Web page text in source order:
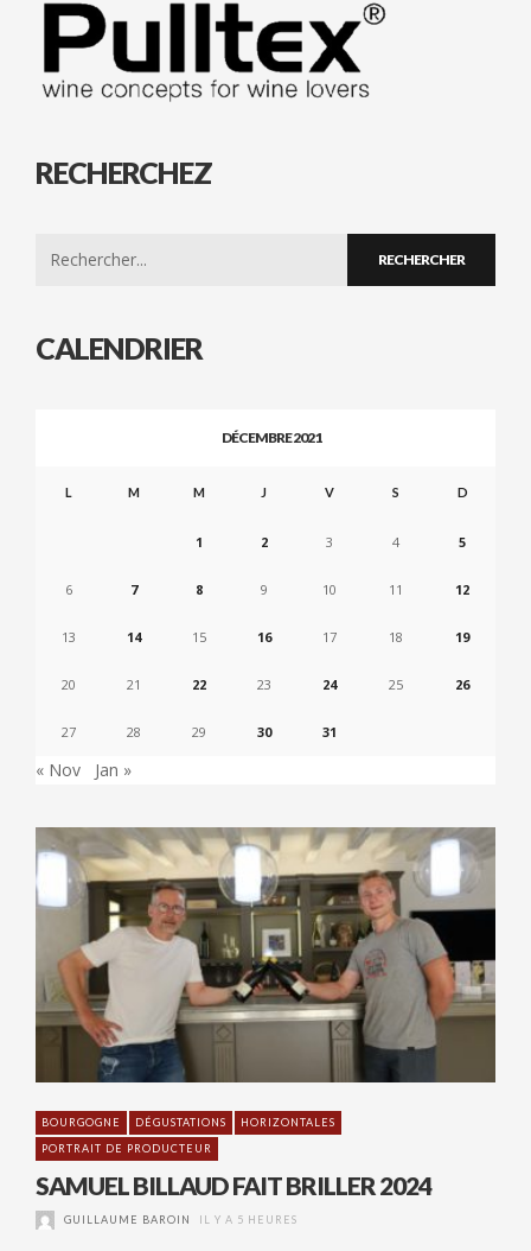
RECHERCHEZ
CALENDRIER
DÉCEMBRE 2021
L M M J V S D
1 2 3 4 5
6 7 8 9 10 11 12
13 14 15 16 17 18 19
20 21 22 23 24 25 26
27 28 29 30 31
« Nov Jan »
BOURGOGNE DÉGUSTATIONS
HORIZONTALES
PORTRAIT DE PRODUCTEUR
SAMUEL BILLAUD FAIT BRILLER 2024
GUILLAUME BAROIN IL Y A 5 HEURES